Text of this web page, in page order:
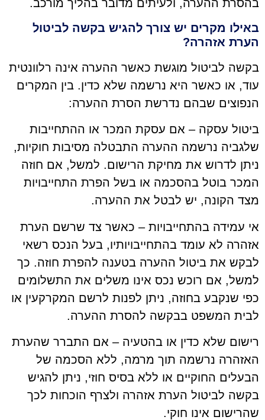
בהסרת ההערה, ולעיתים מדובר בהליך מורכב.
באילו מקרים יש צורך להגיש בקשה לביטול
הערת אזהרה?
בקשה לביטול מוגשת כאשר ההערה אינה רלוונטית
עוד, או כאשר היא נרשמה שלא כדין. בין המקרים
הנפוצים שבהם נדרשת הסרת ההערה:
ביטול עסקה – אם עסקת המכר או ההתחייבות
שלגביה נרשמה ההערה התבטלה מסיבות חוקיות,
ניתן לדרוש את מחיקת הרישום. למשל, אם חוזה
המכר בוטל בהסכמה או בשל הפרת התחייבויות
מצד הקונה, יש לבטל את ההערה.
אי עמידה בהתחייבויות – כאשר צד שרשם הערת
אזהרה לא עומד בהתחייבויותיו, בעל הנכס רשאי
לבקש את ביטול ההערה בטענה להפרת חוזה. כך
למשל, אם רוכש נכס אינו משלים את התשלומים
כפי שנקבע בחוזה, ניתן לפנות לרשם המקרקעין או
לבית המשפט בבקשה להסרת ההערה.
רישום שלא כדין או בהטעיה – אם התברר שהערת
האזהרה נרשמה תוך מרמה, ללא הסכמה של
הבעלים החוקיים או ללא בסיס חוזי, ניתן להגיש
בקשה לביטול הערת אזהרה ולצרף הוכחות לכך
שהרישום אינו חוקי.